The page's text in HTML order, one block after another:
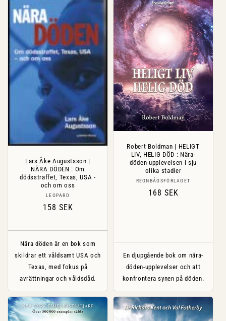
Lars Åke Augustsson |
NÄRA DÖDEN : Om
dödsstraffet, Texas, USA -
och om oss
Säljare:
LEOPARD
Ordinarie
158 SEK
Nära döden är en bok som
skildrar ett våldsamt USA och
Texas, med fokus på
avrättningar och våldsdåd.
Robert Boldman | HELIGT
LIV, HELIG DÖD : Nära-
döden-upplevelsen i sju
olika stadier
Säljare:
REGNBÅGSFÖRLAGET
Ordinarie
168 SEK
En djupgående bok om nära-
döden-upplevelser och att
konfrontera synen på döden.